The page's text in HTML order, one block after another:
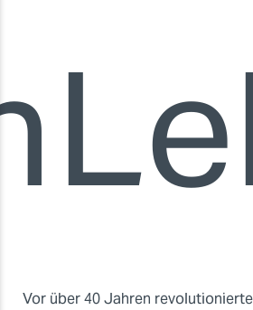
Vor über 40 Jahren